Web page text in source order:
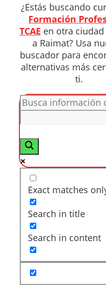
¿Estás buscando
Formación
TCAE en otra ciudad
a Raimat? Usa
buscador para
alternativas más
ti.
Exact matches
Search in title
Search in content